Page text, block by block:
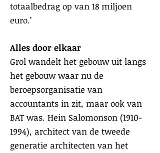
totaalbedrag op van 18 miljoen
euro.’
Alles door elkaar
Grol wandelt het gebouw uit langs
het gebouw waar nu de
beroepsorganisatie van
accountants in zit, maar ook van
BAT was. Hein Salomonson (1910-
1994), architect van de tweede
generatie architecten van het